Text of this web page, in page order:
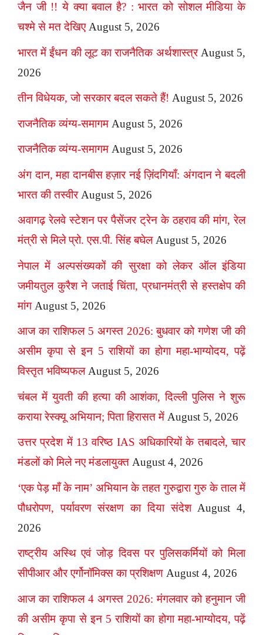
जैन जी !! ये क्या बवाल है? : भारत को सोशल मीडिया के
चश्मे से मत देखिए August 5, 2026
भारत में ईंधन की लूट का राजनैतिक अर्थशास्त्र August 5,
2026
तीन विधेयक, जो सरकार बदल सकते हैं! August 5, 2026
राजनैतिक व्यंग्य-समागम August 5, 2026
राजनैतिक व्यंग्य-समागम August 5, 2026
अंग दान, महा दानबीस हज़ार नई ज़िंदगियाँ: अंगदान ने बदली
भारत की तस्वीर August 5, 2026
अवागढ़ रेलवे स्टेशन पर पैसेंजर ट्रेन के ठहराव की मांग, रेल
मंत्री से मिले प्रो. एस.पी. सिंह बघेल August 5, 2026
नेपाल में अल्पसंख्यकों की सुरक्षा को लेकर ऑल इंडिया
जमीयतुल कुरैश ने जताई चिंता, प्रधानमंत्री से हस्तक्षेप की
मांग August 5, 2026
आज का राशिफल 5 अगस्त 2026: बुधवार को गणेश जी की
असीम कृपा से इन 5 राशियों का होगा महा-भाग्योदय, पढ़ें
विस्तृत भविष्यफल August 5, 2026
चंबल में युवती की हत्या की आशंका, दिल्ली पुलिस ने शुरू
कराया रेस्क्यू अभियान; पिता हिरासत में August 5, 2026
उत्तर प्रदेश में 13 वरिष्ठ IAS अधिकारियों के तबादले, चार
मंडलों को मिले नए मंडलायुक्त August 4, 2026
‘एक पेड़ माँ के नाम’ अभियान के तहत गुरुद्वारा गुरु के ताल में
पौधरोपण, पर्यावरण संरक्षण का दिया संदेश August 4,
2026
राष्ट्रीय अस्थि एवं जोड़ दिवस पर पुलिसकर्मियों को मिला
सीपीआर और एर्गोनॉमिक्स का प्रशिक्षण August 4, 2026
आज का राशिफल 4 अगस्त 2026: मंगलवार को हनुमान जी
की असीम कृपा से इन 5 राशियों का होगा महा-भाग्योदय, पढ़ें